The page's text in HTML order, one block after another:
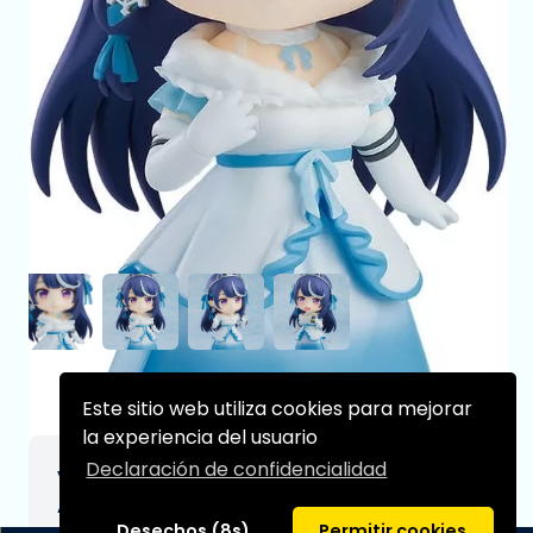
Este sitio web utiliza cookies para mejorar
la experiencia del usuario
Declaración de confidencialidad
Vtuber Figura Nendoroid Kokorone
Awayuki 10 cm